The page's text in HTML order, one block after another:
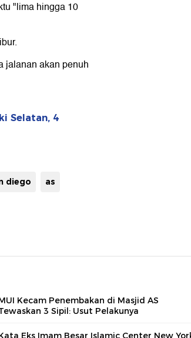
"lima hingga 10
jalanan akan penuh
Selatan, 4
diego as
Kecam Penembakan di Masjid AS
3 Sipil: Usut Pelakunya
Eks Imam Besar Islamic Center New